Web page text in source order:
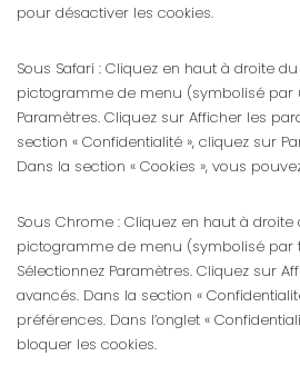
pour désactiver les cookies.
Sous Safari : Cliquez en haut à droite
pictogramme de menu (symbolisé par
Paramètres. Cliquez sur Afficher les
section « Confidentialité », cliquez sur
Dans la section « Cookies », vous
Sous Chrome : Cliquez en haut à
pictogramme de menu (symbolisé par
Sélectionnez Paramètres. Cliquez sur
avancés. Dans la section «
préférences. Dans l’onglet «
bloquer les cookies.